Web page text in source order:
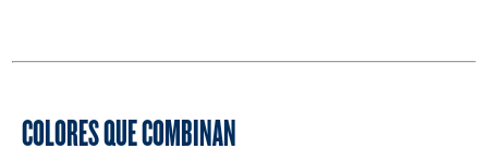
COLORES QUE COMBINAN